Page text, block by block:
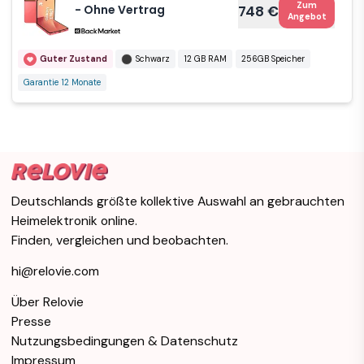
Wie neu Schwarz 12 GB RAM
512 GB Speicher Garantie 12 Monate
512 GB Speicher
- Ohne Vertrag
748 €
Zum
Angebot
Guter Zustand Schwarz 12 GB RAM 256GB Speicher
Garantie 12 Monate
Deutschlands größte kollektive Auswahl an gebrauchten
Heimelektronik online.
Finden, vergleichen und beobachten.
hi@relovie.com
Über Relovie
Presse
Nutzungsbedingungen & Datenschutz
Impressum